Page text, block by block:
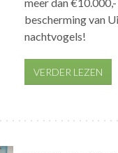
bescherming van
nachtvogels!
VERDER LEZEN